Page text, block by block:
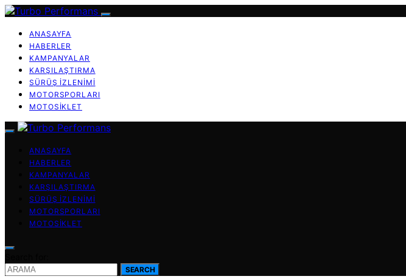
ANASAYFA
HABERLER
KAMPANYALAR
KARŞILAŞTIRMA
SÜRÜŞ İZLENIMI
MOTORSPORLARI
MOTOSIKLET
ANASAYFA
HABERLER
KAMPANYALAR
KARŞILAŞTIRMA
SÜRÜŞ İZLENIMI
MOTORSPORLARI
MOTOSIKLET
SEARCH